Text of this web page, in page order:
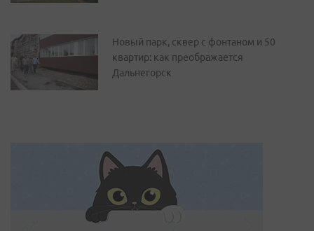
Новый парк, сквер с фонтаном и 50
квартир: как преображается
Дальнегорск